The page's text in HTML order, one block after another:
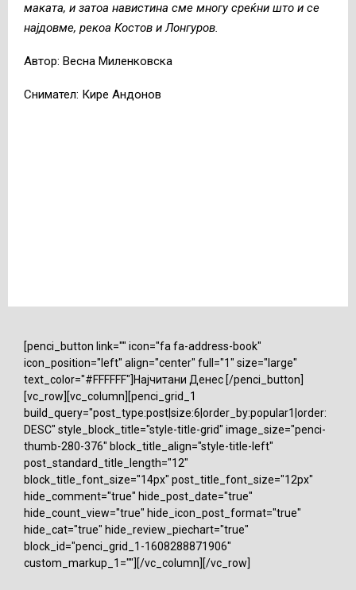
маката, и затоа навистина сме многу среќни што и се
најдовме, рекоа Костов и Лонгуров.
Автор: Весна Миленковска
Снимател: Кире Андонов
[penci_button link="" icon="fa fa-address-book"
icon_position="left" align="center" full="1" size="large"
text_color="#FFFFFF"]Најчитани Денес [/penci_button]
[vc_row][vc_column][penci_grid_1
build_query="post_type:post|size:6|order_by:popular1|order:
DESC" style_block_title="style-title-grid" image_size="penci-
thumb-280-376" block_title_align="style-title-left"
post_standard_title_length="12"
block_title_font_size="14px" post_title_font_size="12px"
hide_comment="true" hide_post_date="true"
hide_count_view="true" hide_icon_post_format="true"
hide_cat="true" hide_review_piechart="true"
block_id="penci_grid_1-1608288871906"
custom_markup_1=""][/vc_column][/vc_row]